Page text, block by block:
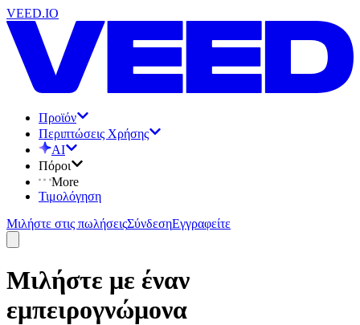
VEED.IO
Προϊόν
Περιπτώσεις Χρήσης
AI
Πόροι
More
Τιμολόγηση
Μιλήστε στις πωλήσειςΣύνδεσηΕγγραφείτε
Μιλήστε με έναν
εμπειρογνώμονα